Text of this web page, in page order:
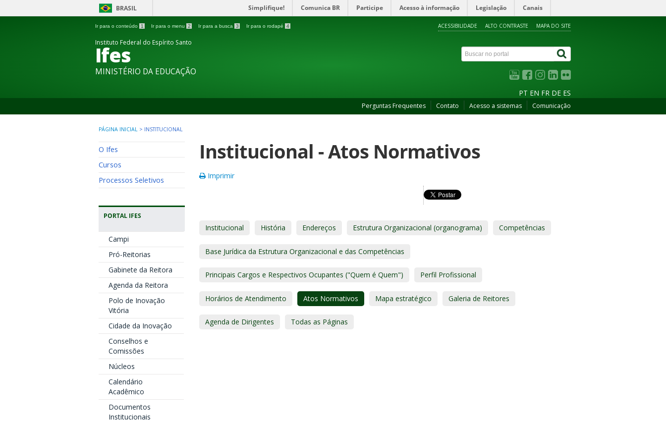
BRASIL Simplifique! Comunica BR Participe Acesso à informação Legislação Canais
Ir para o conteúdo 1 Ir para o menu 2 Ir para a busca 3 Ir para o rodapé 4 ACESSIBILIDADE ALTO CONTRASTE MAPA DO SITE
Instituto Federal do Espírito Santo
Ifes
MINISTÉRIO DA EDUCAÇÃO
PT EN FR DE ES
Perguntas Frequentes Contato Acesso a sistemas Comunicação
PÁGINA INICIAL > INSTITUCIONAL
O Ifes
Cursos
Processos Seletivos
PORTAL IFES
Campi
Pró-Reitorias
Gabinete da Reitora
Agenda da Reitora
Polo de Inovação
Vitória
Cidade da Inovação
Conselhos e
Comissões
Núcleos
Calendário
Acadêmico
Documentos
Institucionais
Institucional - Atos Normativos
Imprimir
Institucional História Endereços Estrutura Organizacional (organograma) Competências
Base Jurídica da Estrutura Organizacional e das Competências
Principais Cargos e Respectivos Ocupantes ("Quem é Quem") Perfil Profissional
Horários de Atendimento Atos Normativos Mapa estratégico Galeria de Reitores
Agenda de Dirigentes Todas as Páginas